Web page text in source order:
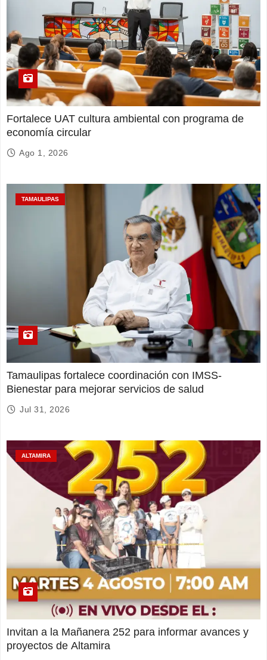
Fortalece UAT cultura ambiental con programa de
economía circular
Ago 1, 2026
TAMAULIPAS
Tamaulipas fortalece coordinación con IMSS-
Bienestar para mejorar servicios de salud
Jul 31, 2026
ALTAMIRA
Invitan a la Mañanera 252 para informar avances y
proyectos de Altamira